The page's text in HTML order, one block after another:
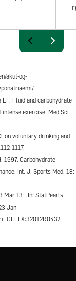
akut-og-
Fluid and carbohydrate
exercise. Med Sci
on voluntary drinking and
1117.
1997. Carbohydrate-
Int. J. Sports Med. 18:
Mar 13]. In: StatPearls
Jan-